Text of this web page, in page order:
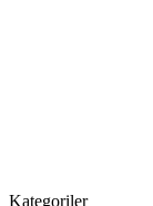
Kategoriler